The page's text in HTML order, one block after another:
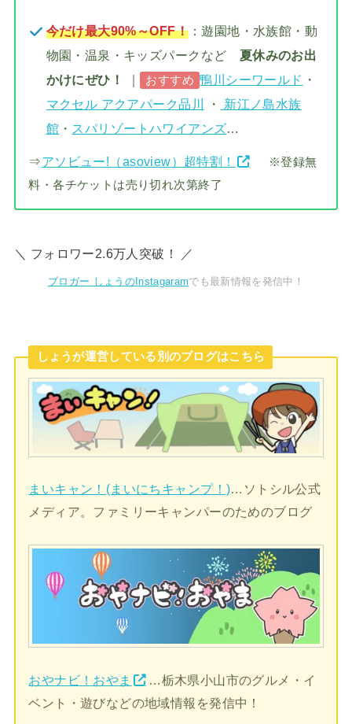
今だけ最大90%～OFF！：遊園地・水族館・動
物園・温泉・キッズパークなど 夏休みのお出
かけにぜひ！
｜ おすすめ 鴨川シーワールド ・
マクセル アクアパーク品川
・
新江ノ島水族
館 ・ スパリゾートハワイアンズ…
⇒アソビュー!（asoview）超特割！
※登録無
料・各チケットは売り切れ次第終了
＼ フォロワー2.6万人突破！ ／
ブロガー しょうのInstagaramでも最新情報を発信中！
しょうが運営している別のブログはこちら
まいキャン！(まいにちキャンプ！)…ソトシル公式
メディア。ファミリーキャンパーのためのブログ
おやナビ！おやま
…栃木県小山市のグルメ・イ
ベント・遊びなどの地域情報を発信中！